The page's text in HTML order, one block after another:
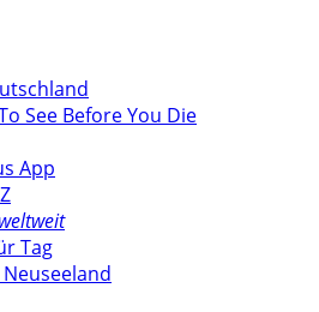
See Before You Die
App
weltweit
Tag